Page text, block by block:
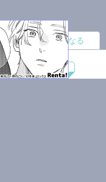
鬼滅の刃 BL
読者になる